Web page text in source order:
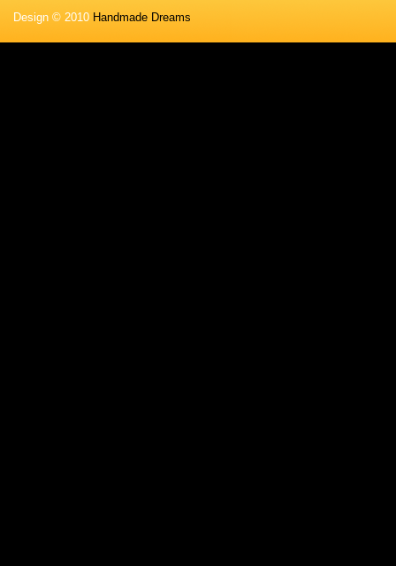
Design © 2010 Handmade Dreams